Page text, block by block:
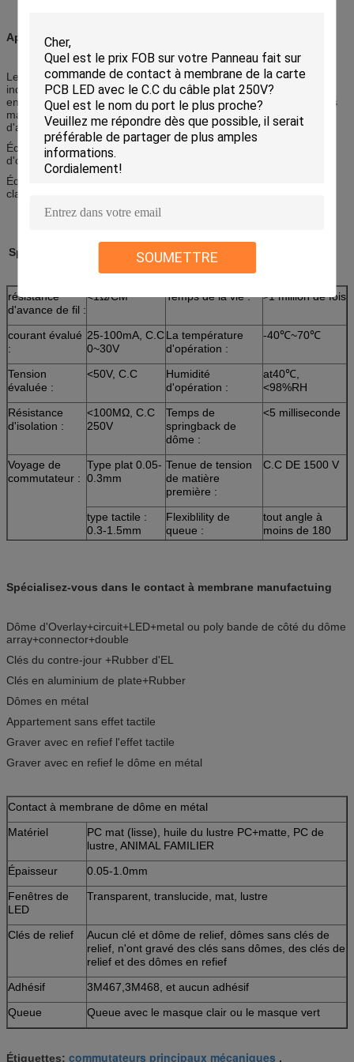
SOUMETTRE
Applications :
Les produits sont très utilisés dans la communication, le contrôle
industriel, les appareils électroménagers, le GPS, les enfants
enfant-apprenant, la machine de lecture électronique, les diverses
machines de jeu, les instruments et des appareils, machine
d'assistance,
Échelle électronique, matériel médical, équipement électronique
d'outils, machine à coudre automatique,
Équipement de machine de broderie, d'entretien de machine,
clavier d'ordinateur et calculatrices électroniques et etc.
Spécification technique de contact à membrane
résistance
d'avance de fil :
<1Ω/CM Temps de la vie : >1 million de fois
courant évalué
:
25-100mA, C.C
0~30V
La température
d'opération :
-40℃~70℃
Tension
évaluée :
<50V, C.C
Humidité
d'opération :
at40℃,
<98%RH
Résistance
d'isolation :
<100MΩ, C.C
250V
Temps de
springback de
dôme :
<5 milliseconde
Voyage de
commutateur :
Type plat 0.05-
0.3mm
Tenue de tension
de matière
première :
C.C DE 1500 V
type tactile :
0.3-1.5mm
Flexiblility de
queue :
tout angle à
moins de 180
degrés
Spécialisez-vous dans le contact à membrane manufactuing
Dôme d'Overlay+circuit+LED+metal ou poly bande de côté du dôme
array+connector+double
Clés du contre-jour +Rubber d'EL
Clés en aluminium de plate+Rubber
Dômes en métal
Appartement sans effet tactile
Graver avec en refief l'effet tactile
Graver avec en refief le dôme en métal
Contact à membrane de dôme en métal
Matériel
PC mat (lisse), huile du lustre PC+matte, PC de
lustre, ANIMAL FAMILIER
Épaisseur
0.05-1.0mm
Fenêtres de
LED
Transparent, translucide, mat, lustre
Clés de relief
Aucun clé et dôme de relief, dômes sans clés de
relief, n'ont gravé des clés sans dômes, des clés de
relief et des dômes en refief
Adhésif
3M467,3M468, et aucun adhésif
Queue
Queue avec le masque clair ou le masque vert
Étiquettes: commutateurs principaux mécaniques ,